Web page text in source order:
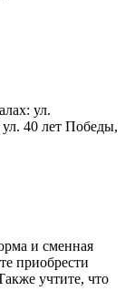
ул.
40 лет Победы,
и сменная
приобрести
учтите, что